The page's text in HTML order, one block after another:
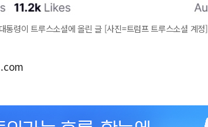
통령이 트루스소셜에 올린 글 [사진=트럼프 트루스소셜 계정]